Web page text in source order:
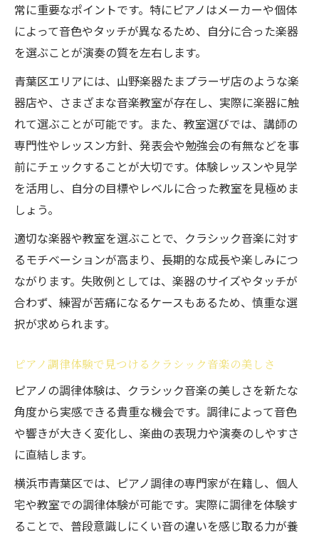
常に重要なポイントです。特にピアノはメーカーや個体
によって音色やタッチが異なるため、自分に合った楽器
を選ぶことが演奏の質を左右します。
青葉区エリアには、山野楽器たまプラーザ店のような楽
器店や、さまざまな音楽教室が存在し、実際に楽器に触
れて選ぶことが可能です。また、教室選びでは、講師の
専門性やレッスン方針、発表会や勉強会の有無などを事
前にチェックすることが大切です。体験レッスンや見学
を活用し、自分の目標やレベルに合った教室を見極めま
しょう。
適切な楽器や教室を選ぶことで、クラシック音楽に対す
るモチベーションが高まり、長期的な成長や楽しみにつ
ながります。失敗例としては、楽器のサイズやタッチが
合わず、練習が苦痛になるケースもあるため、慎重な選
択が求められます。
ピアノ調律体験で見つけるクラシック音楽の美しさ
ピアノの調律体験は、クラシック音楽の美しさを新たな
角度から実感できる貴重な機会です。調律によって音色
や響きが大きく変化し、楽曲の表現力や演奏のしやすさ
に直結します。
横浜市青葉区では、ピアノ調律の専門家が在籍し、個人
宅や教室での調律体験が可能です。実際に調律を体験す
ることで、普段意識しにくい音の違いを感じ取る力が養